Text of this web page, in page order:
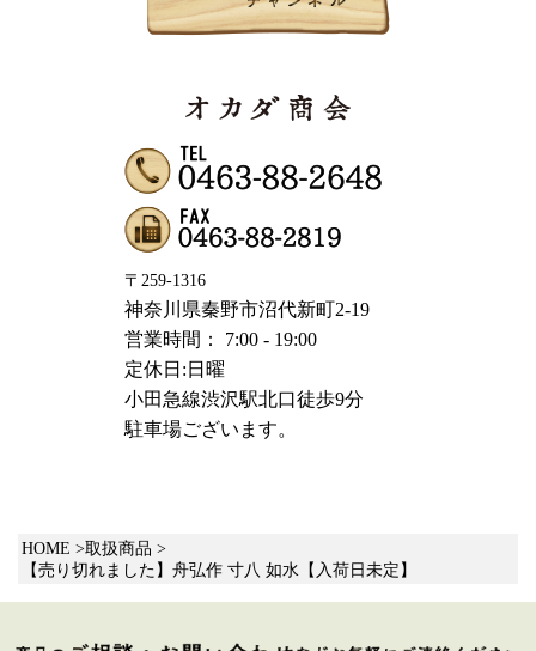
〒259-1316
神奈川県秦野市沼代新町2-19
営業時間： 7:00 - 19:00
定休日:日曜
小田急線渋沢駅北口徒歩9分
駐車場ございます。
HOME
取扱商品
【売り切れました】舟弘作 寸八 如水【入荷日未定】